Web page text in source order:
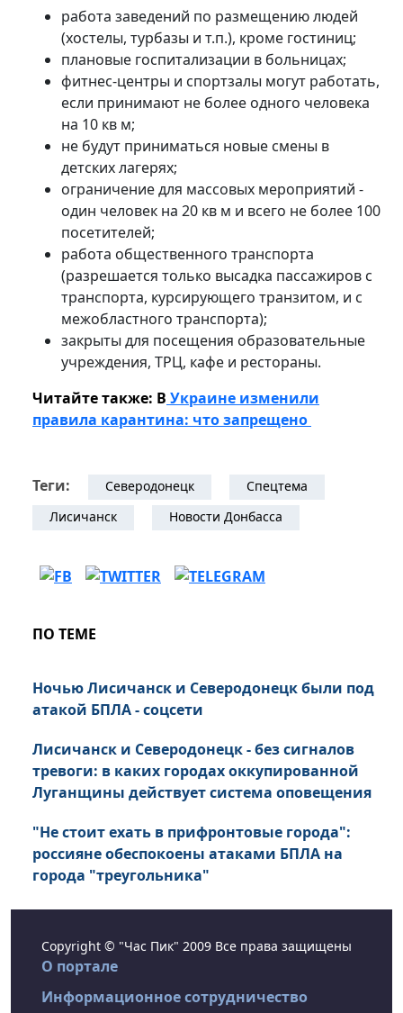
работа заведений по размещению людей
(хостелы, турбазы и т.п.), кроме гостиниц;
плановые госпитализации в больницах;
фитнес-центры и спортзалы могут работать,
если принимают не более одного человека
на 10 кв м;
не будут приниматься новые смены в
детских лагерях;
ограничение для массовых мероприятий -
один человек на 20 кв м и всего не более 100
посетителей;
работа общественного транспорта
(разрешается только высадка пассажиров с
транспорта, курсирующего транзитом, и с
межобластного транспорта);
закрыты для посещения образовательные
учреждения, ТРЦ, кафе и рестораны.
Читайте также: В Украине изменили
правила карантина: что запрещено
Теги: Северодонецк
Спецтема
Лисичанск
Новости Донбасса
ПО ТЕМЕ
Ночью Лисичанск и Северодонецк были под
атакой БПЛА - соцсети
Лисичанск и Северодонецк - без сигналов
тревоги: в каких городах оккупированной
Луганщины действует система оповещения
"Не стоит ехать в прифронтовые города":
россияне обеспокоены атаками БПЛА на
города "треугольника"
Copyright © "Час Пик" 2009 Все права защищены
О портале
Информационное сотрудничество